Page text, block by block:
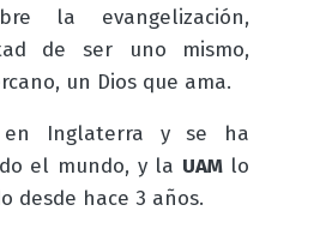
la evangelización,
de ser uno mismo,
un Dios que ama.
Inglaterra y se ha
el mundo, y la UAMlo
desde hace 3 años.